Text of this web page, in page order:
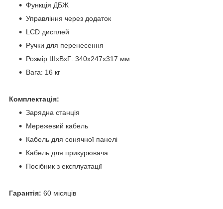
Функція ДБЖ
Управління через додаток
LCD дисплей
Ручки для перенесення
Розмір ШхВхГ: 340х247х317 мм
Вага: 16 кг
Комплектація:
Зарядна станція
Мережевий кабель
Кабель для сонячної панелі
Кабель для прикурювача
Посібник з експлуатації
Гарантія: 60 місяців